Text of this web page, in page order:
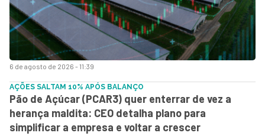
6 de agosto de 2026 - 11:39
AÇÕES SALTAM 10% APÓS BALANÇO
Pão de Açúcar (PCAR3) quer enterrar de vez a
herança maldita: CEO detalha plano para
simplificar a empresa e voltar a crescer